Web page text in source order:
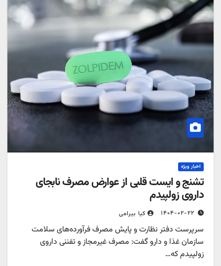
اخبار ویژه
تشنج و ایست قلبی از عوارض مصرف نابجای
داروی زولپیدم
۱۴۰۴-۰۲-۲۲ کیا بیرامی
سرپرست دفتر نظارت و پایش مصرف فرآورده‌های سلامت
سازمان غذا و دارو گفت: مصرف غیرمجاز و تفننی داروی
زولپیدم که…